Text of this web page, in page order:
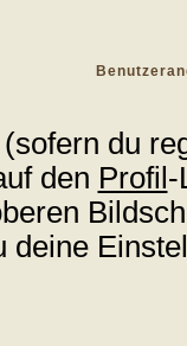
du
den Profil -
deine